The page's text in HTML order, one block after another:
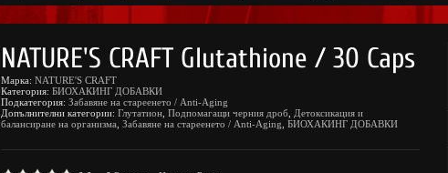
NATURE'S CRAFT Glutathione / 30 Caps
Марка: NATURE'S CRAFT
Категория: БИОХАКИНГ ДОБАВКИ
Подкатегория: Забавяне на стареенето / Anti-Aging
Допълнителни категории: Глутатион Подпомагащи черния дроб
Детоксикация и
балансиране на организма Забавяне на стареенето / Anti-Aging БИОХАКИНГ ДОБАВКИ